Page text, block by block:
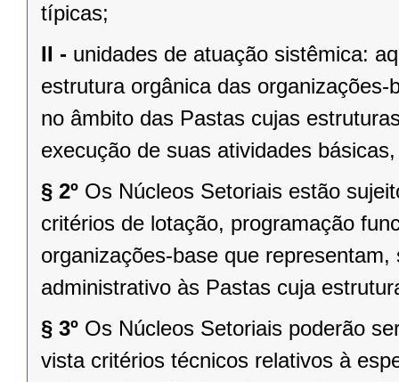
típicas;
II - unidades de atuação sistêmica:
estrutura orgânica das
no âmbito das Pastas cujas
execução de suas atividades
§ 2º Os Núcleos Setoriais estão
critérios de lotação, programação
organizações-base que
administrativo às Pastas cuja
§ 3º Os Núcleos Setoriais poderão
vista critérios técnicos relativos à